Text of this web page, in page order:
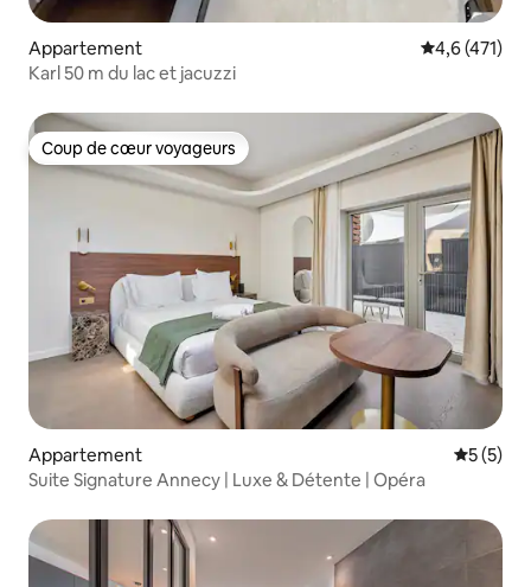
Appartement Évaluation
4,6 (471)
Karl 50 m du lac et jacuzzi
Coup de cœur voyageurs
Coup de cœur voyageurs
Appartement
5 (5)
Suite Signature Annecy | Luxe & Détente | Opéra